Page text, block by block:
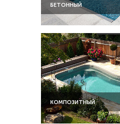
БЕТОННЫЙ
КОМПОЗИТНЫЙ